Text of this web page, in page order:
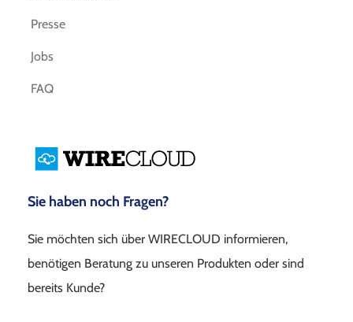
Presse
Jobs
FAQ
Sie haben noch Fragen?
Sie möchten sich über WIRECLOUD informieren,
benötigen Beratung zu unseren Produkten oder sind
bereits Kunde?